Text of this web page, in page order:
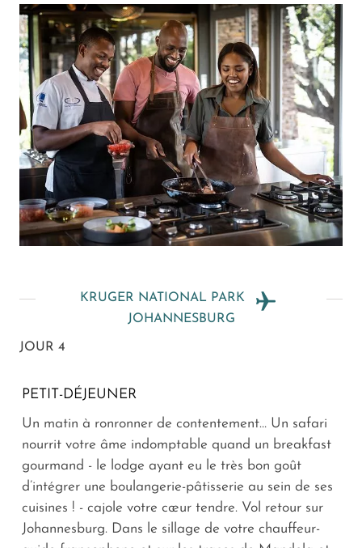
KRUGER NATIONAL PARK
JOHANNESBURG
JOUR 4
PETIT-DÉJEUNER
Un matin à ronronner de contentement… Un safari
nourrit votre âme indomptable quand un breakfast
gourmand - le lodge ayant eu le très bon goût
d’intégrer une boulangerie-pâtisserie au sein de ses
cuisines ! - cajole votre cœur tendre. Vol retour sur
Johannesburg. Dans le sillage de votre chauffeur-